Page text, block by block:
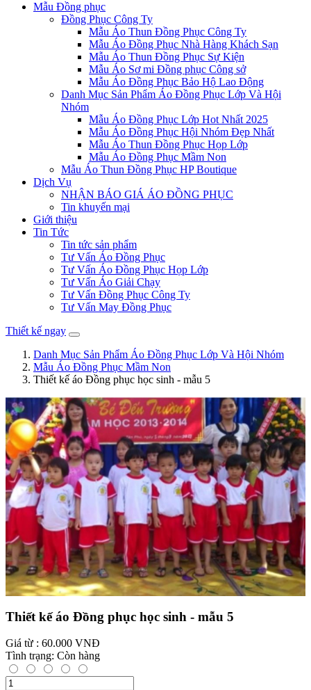
Mẫu Đồng phục
Đồng Phục Công Ty
Mẫu Áo Thun Đồng Phục Công Ty
Mẫu Áo Đồng Phục Nhà Hàng Khách Sạn
Mẫu Áo Thun Đồng Phục Sự Kiện
Mẫu Áo Sơ mi Đồng phục Công sở
Mẫu Áo Đồng Phục Bảo Hộ Lao Động
Danh Mục Sản Phẩm Áo Đồng Phục Lớp Và Hội
Nhóm
Mẫu Áo Đồng Phục Lớp Hot Nhất 2025
Mẫu Áo Đồng Phục Hội Nhóm Đẹp Nhất
Mẫu Áo Thun Đồng Phục Họp Lớp
Mẫu Áo Đồng Phục Mầm Non
Mẫu Áo Thun Đồng Phục HP Boutique
Dịch Vụ
NHẬN BÁO GIÁ ÁO ĐỒNG PHỤC
Tin khuyến mại
Giới thiệu
Tin Tức
Tin tức sản phẩm
Tư Vấn Áo Đồng Phục
Tư Vấn Áo Đồng Phục Họp Lớp
Tư Vấn Áo Giải Chạy
Tư Vấn Đồng Phục Công Ty
Tư Vấn May Đồng Phục
Thiết kế ngay
Danh Mục Sản Phẩm Áo Đồng Phục Lớp Và Hội Nhóm
Mẫu Áo Đồng Phục Mầm Non
Thiết kế áo Đồng phục học sinh - mẫu 5
Thiết kế áo Đồng phục học sinh - mẫu 5
Giá từ : 60.000 VNĐ
Tình trạng: Còn hàng